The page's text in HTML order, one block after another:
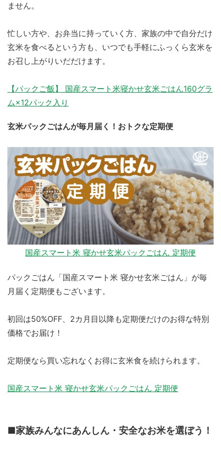
ません。
忙しい方や、お弁当に持っていく方、家族の中で自分だけ
玄米を食べるという方も、いつでも手軽にふっくら玄米を
お召し上がりいだだけます。
【パックご飯】 国産スマート米寝かせ玄米ごはん160グラ
ム×12パック入り
玄米パックごはんが毎月届く！おトクな定期便
国産スマート米 寝かせ玄米パックごはん 定期便
パックごはん「国産スマート米 寝かせ玄米ごはん」が毎
月届く定期便もございます。
初回は50%OFF、2カ月目以降も定期便だけのお得な特別
価格でお届け！
定期便なら買い忘れなくお得に玄米食を続けられます。
国産スマート米 寝かせ玄米パックごはん 定期便
■家族みんなにあんしん・安全なお米を選ぼう！